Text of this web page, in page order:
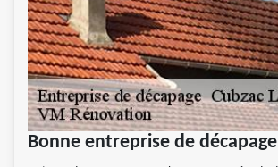
Bonne entreprise de décapage